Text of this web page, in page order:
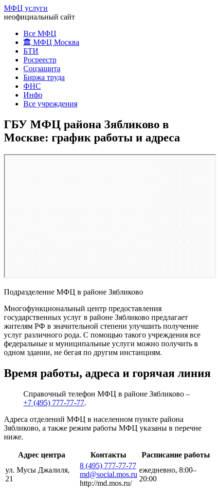
МФЦ услуги
неофициальный сайт
Все МФЦ
МФЦ Москва
БТИ
Росреестр
Соцзащита
Биржа труда
ФНС
Инфо
Все учреждения
ГБУ МФЦ района Зябликово в
Москве: график работы и адреса
Подразделение МФЦ в районе Зябликово
Многофункциональный центр предоставления
государственных услуг в районе Зябликово предлагает
жителям РФ в значительной степени улучшить получение
услуг различного рода. С помощью такого учреждения все
федеральные и муниципальные услуги можно получить в
одном здании, не бегая по другим инстанциям.
Время работы, адреса и горячая линия
Справочный телефон МФЦ в районе Зябликово –
+7 (495) 777-77-77.
Адреса отделений МФЦ в населенном пункте района
Зябликово, а также режим работы МФЦ указаны в перечне
ниже.
Адрес центра Контакты
Расписание работы
ул. Мусы Джалиля,
21
8 (495) 777-77-77
md@social.mos.ru
http://md.mos.ru/
ежедневно, 8:00–
20:00